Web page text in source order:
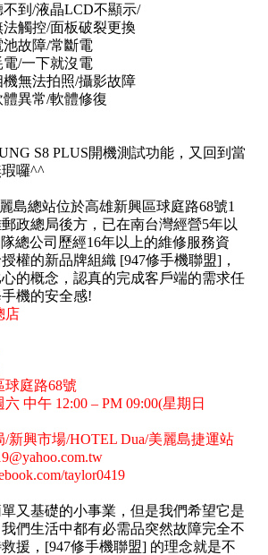
不到/液晶LCD不顯示/
法觸控/面板破裂更換
池故障/常斷電
電/一下就沒電
機無法拍照/攝影故障
體異常/軟體修復
S8 PLUS開機測試功能，又回到當
囉^^
島總站位於高雄新興區球庭路68號1
政總局後方，已在南台灣經營5年以
總公司歷經16年以上的維修服務資
權的新品牌組織 [947修手機聯盟]，
的概念，認真的完成客戶端的需求任
機的安全感!
店
球庭路68號
中午 12:00 – PM 09:00(星期日
新興市場/HOTEL Dua/美麗島捷運站
taylor0419
又基礎的小事業，但是我們希望它是
們生活中都有必需品突然故障完全不
援，[947修手機聯盟] 的理念就是不